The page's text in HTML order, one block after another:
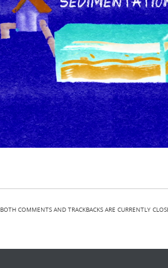
BOTH COMMENTS AND TRACKBACKS ARE CURRENTLY